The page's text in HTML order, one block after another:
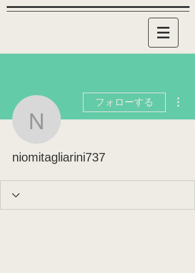
niomitagliarini737
フォローする
niomitagliarini737